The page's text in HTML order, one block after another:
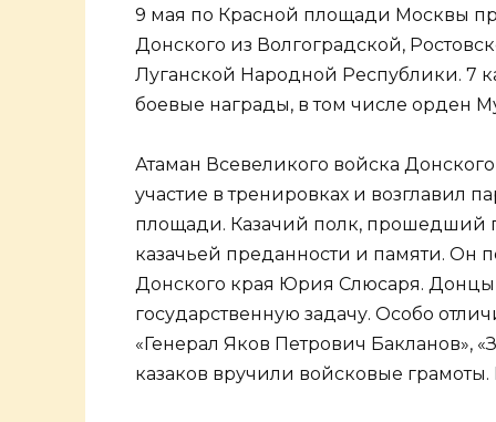
9 мая по Красной площади Москвы
Донского из Волгоградской,
Луганской Народной Республики. 7
боевые награды, в том числе орден
Атаман Всевеликого войска
участие в тренировках и возглавил
площади. Казачий полк, прошедший
казачьей преданности и памяти. Он
Донского края Юрия Слюсаря. Донцы
государственную задачу. Особо
«Генерал Яков Петрович Бакланов»,
казаков вручили войсковые